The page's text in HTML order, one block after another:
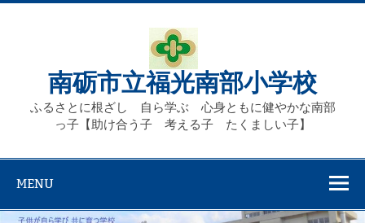
Skip
南砺市立福光南部小学校
ふるさとに根ざし 自ら学ぶ 心身ともに健やかな南部
っ子【助け合う子 考える子 たくましい子】
MENU